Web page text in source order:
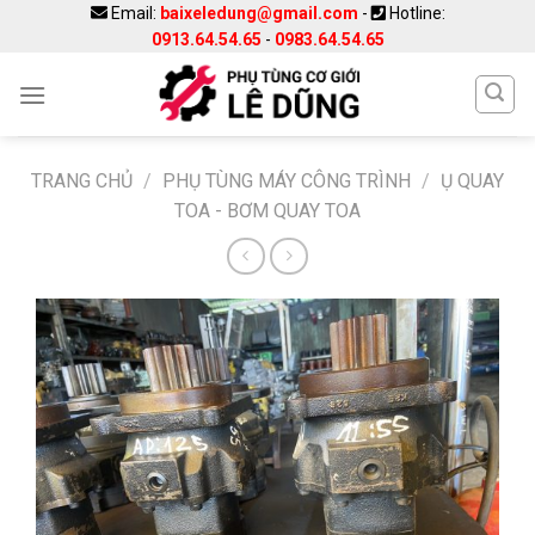
Email: baixeledung@gmail.com -
Hotline:
0913.64.54.65 - 0983.64.54.65
TRANG CHỦ / PHỤ TÙNG MÁY CÔNG TRÌNH / Ụ QUAY
TOA - BƠM QUAY TOA